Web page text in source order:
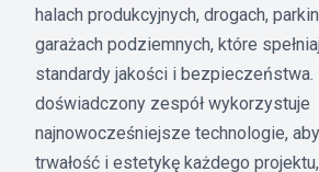
halach produkcyjnych, drogach,
garażach podziemnych, które
standardy jakości i bezpieczeństwa.
doświadczony zespół wykorzystuje
najnowocześniejsze technologie,
trwałość i estetykę każdego